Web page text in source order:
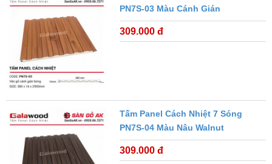
PN7S-03 Màu Cánh Gián
309.000 đ
Tấm Panel Cách Nhiệt 7 Sóng
PN7S-04 Màu Nâu Walnut
309.000 đ